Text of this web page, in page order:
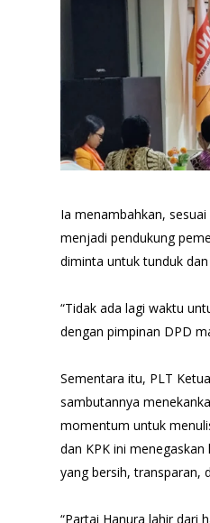
Ia menambahkan,
menjadi pendukung
diminta untuk tunduk
“Tidak ada lagi waktu
dengan pimpinan DPD
Sementara itu, PLT
sambutannya
momentum untuk
dan KPK ini
yang bersih, transparan,
“Partai Hanura lahir dari